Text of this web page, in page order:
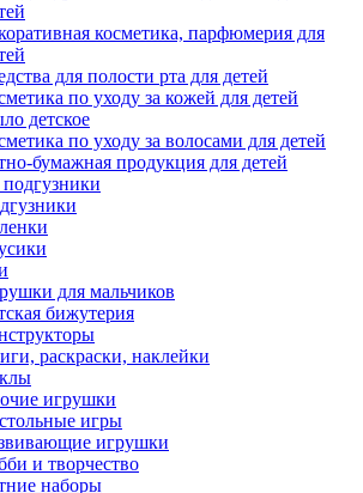
косметика, парфюмерия для
для полости рта для детей
по уходу за кожей для детей
детское
по уходу за волосами для детей
бумажная продукция для детей
для мальчиков
бижутерия
раскраски, наклейки
игрушки
игры
игрушки
и творчество
наборы